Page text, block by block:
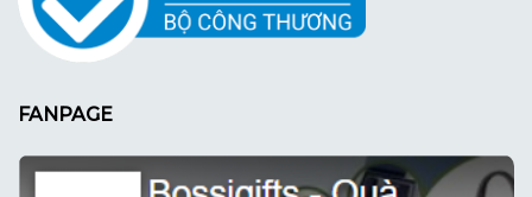
FANPAGE